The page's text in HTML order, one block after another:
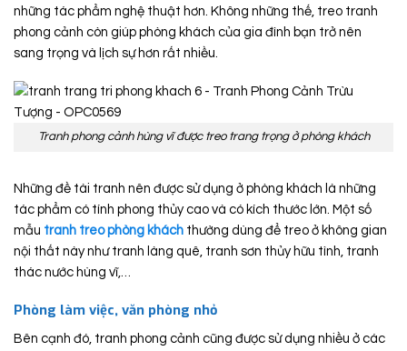
những tác phẩm nghệ thuật hơn. Không những thế, treo tranh
phong cảnh còn giúp phòng khách của gia đình bạn trở nên
sang trọng và lịch sự hơn rất nhiều.
Tranh phong cảnh hùng vĩ được treo trang trọng ở phòng khách
Những đề tài tranh nên được sử dụng ở phòng khách là những
tác phẩm có tính phong thủy cao và có kích thước lớn. Một số
mẫu tranh treo phòng khách thường dùng để treo ở không gian
nội thất này như tranh làng quê, tranh sơn thủy hữu tình, tranh
thác nước hùng vĩ,…
Phòng làm việc, văn phòng nhỏ
Bên cạnh đó, tranh phong cảnh cũng được sử dụng nhiều ở các